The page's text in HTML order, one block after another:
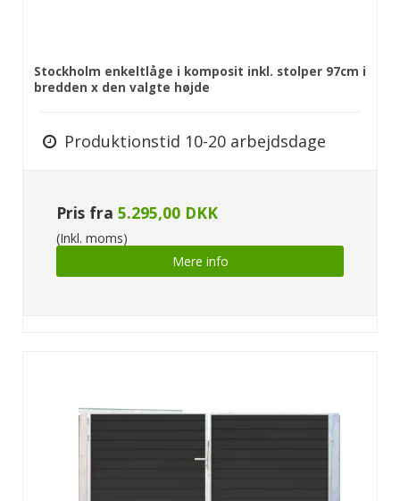
Stockholm enkeltlåge i komposit inkl. stolper 97cm i
bredden x den valgte højde
Produktionstid 10-20 arbejdsdage
Pris fra 5.295,00 DKK
(Inkl. moms)
Mere info